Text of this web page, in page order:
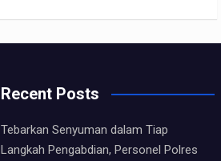
Recent Posts
Tebarkan Senyuman dalam Tiap
Langkah Pengabdian, Personel Polres